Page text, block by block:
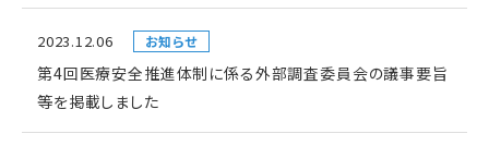
2023.12.06 お知らせ
第4回医療安全推進体制に係る外部調査委員会の議事要旨
等を掲載しました